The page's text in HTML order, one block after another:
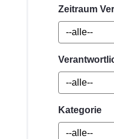
Zeitraum
Kategorie